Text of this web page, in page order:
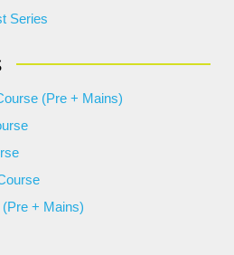
Series
(Pre + Mains)
+ Mains)